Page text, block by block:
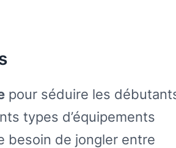
pour séduire les
types d’équipements
besoin de jongler entre